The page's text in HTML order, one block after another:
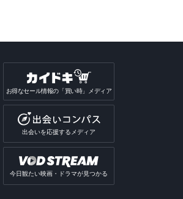
お得なセール情報の「買い時」メディア
出会いを応援するメディア
今日観たい映画・ドラマが見つかる